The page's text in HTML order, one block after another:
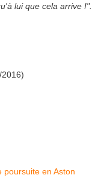
lui que cela arrive !".